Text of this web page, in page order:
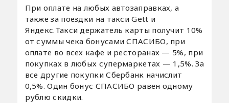
При оплате на любых автозаправках, а
также за поездки на такси Gett и
Яндекс.Такси держатель карты получит 10%
от суммы чека бонусами СПАСИБО, при
оплате во всех кафе и ресторанах — 5%, при
покупках в любых супермаркетах — 1,5%. За
все другие покупки Сбербанк начислит
0,5%. Один бонус СПАСИБО равен одному
рублю скидки.